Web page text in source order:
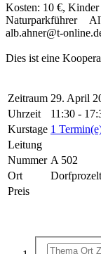
Kosten: 10 €,
Naturparkführer
alb.ahner@t-
Dies ist eine
Zeitraum 29. April
Uhrzeit
11:30 -
Kurstage 1
Leitung
Nummer A 502
Ort
Preis